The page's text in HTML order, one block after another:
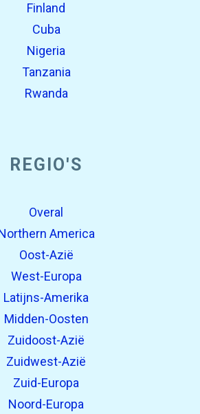
Finland
Cuba
Nigeria
Tanzania
Rwanda
REGIO'S
Overal
America
Oost-Azië
West-Europa
Latijns-Amerika
Midden-Oosten
Zuidoost-Azië
Zuidwest-Azië
Zuid-Europa
Noord-Europa